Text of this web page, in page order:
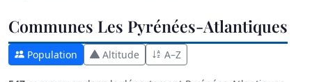
Communes Les Pyrénées-Atlantiques
Population Altitude A–Z